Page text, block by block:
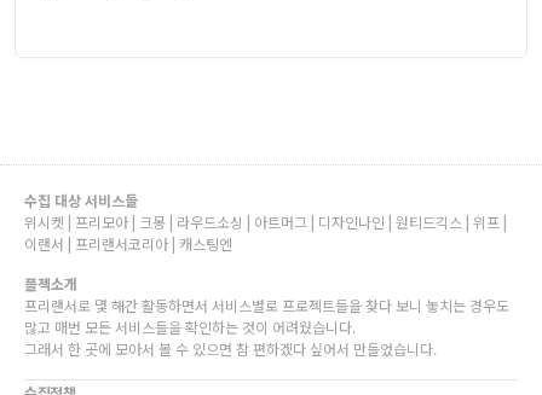
수집 대상 서비스들
위시켓 | 프리모아 | 크몽 | 라우드소싱 | 아트머그 | 디자인나인 | 원티드긱스 | 위프 |
이랜서 | 프리랜서코리아 | 캐스팅엔
플젝소개
프리랜서로 몇 해간 활동하면서 서비스별로 프로젝트들을 찾다 보니 놓치는 경우도
많고 매번 모든 서비스들을 확인하는 것이 어려웠습니다.
그래서 한 곳에 모아서 볼 수 있으면 참 편하겠다 싶어서 만들었습니다.